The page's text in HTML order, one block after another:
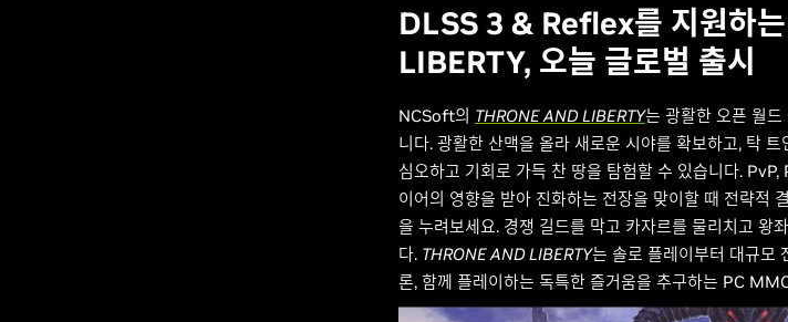
DLSS 3 & Reflex를 지원하
LIBERTY, 오늘 글로벌 출시
NCSoft의 THRONE AND LIBERTY는 광활한 오픈 월
니다. 광활한 산맥을 올라 새로운 시야를 확보하고, 탁
심오하고 기회로 가득 찬 땅을 탐험할 수 있습니다.
이어의 영향을 받아 진화하는 전장을 맞이할 때 전략적
을 누려보세요. 경쟁 길드를 막고 카자르를 물리치고 왕
다. THRONE AND LIBERTY는 솔로 플레이부터 대규모
론, 함께 플레이하는 독특한 즐거움을 추구하는 PC